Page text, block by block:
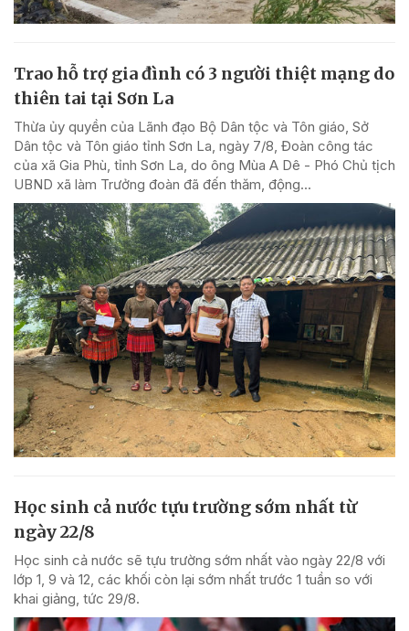
Trao hỗ trợ gia đình có 3 người thiệt mạng do
thiên tai tại Sơn La
Thừa ủy quyền của Lãnh đạo Bộ Dân tộc và Tôn giáo, Sở
Dân tộc và Tôn giáo tỉnh Sơn La, ngày 7/8, Đoàn công tác
của xã Gia Phù, tỉnh Sơn La, do ông Mùa A Dê - Phó Chủ tịch
UBND xã làm Trưởng đoàn đã đến thăm, động...
Học sinh cả nước tựu trường sớm nhất từ
ngày 22/8
Học sinh cả nước sẽ tựu trường sớm nhất vào ngày 22/8 với
lớp 1, 9 và 12, các khối còn lại sớm nhất trước 1 tuần so với
khai giảng, tức 29/8.